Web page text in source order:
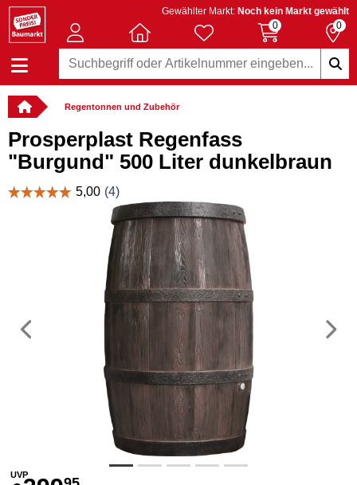
Gewählter Markt: Noch kein Markt gewählt
0
0
Regentonnen und Zubehör
Prosperplast Regenfass
"Burgund" 500 Liter dunkelbraun
Vorheriges
UVP